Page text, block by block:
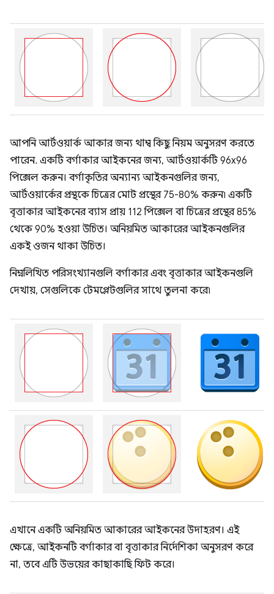
আপনি আর্টওয়ার্ক আকার জন্য থাম্ব কিছু নিয়ম অনুসরণ করতে
পারেন. একটি বর্গাকার আইকনের জন্য, আর্টওয়ার্কটি 96x96
পিক্সেল করুন। বর্গাকৃতির অন্যান্য আইকনগুলির জন্য,
আর্টওয়ার্কের প্রস্থকে চিত্রের মোট প্রস্থের 75-80% করুন৷ একটি
বৃত্তাকার আইকনের ব্যাস প্রায় 112 পিক্সেল বা চিত্রের প্রস্থের 85%
থেকে 90% হওয়া উচিত। অনিয়মিত আকারের আইকনগুলির
একই ওজন থাকা উচিত।
নিম্নলিখিত পরিসংখ্যানগুলি বর্গাকার এবং বৃত্তাকার আইকনগুলি
দেখায়, সেগুলিকে টেমপ্লেটগুলির সাথে তুলনা করে৷
এখানে একটি অনিয়মিত আকারের আইকনের উদাহরণ। এই
ক্ষেত্রে, আইকনটি বর্গাকার বা বৃত্তাকার নির্দেশিকা অনুসরণ করে
না, তবে এটি উভয়ের কাছাকাছি ফিট করে।